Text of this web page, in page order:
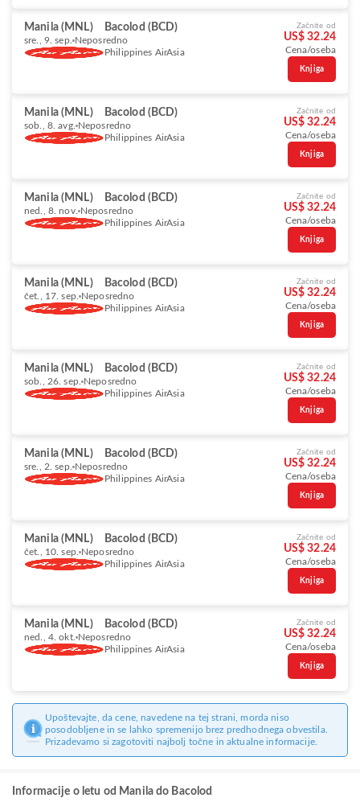
Manila (MNL) Bacolod (BCD)
sre., 9. sep. Neposredno
Philippines AirAsia
Začnite od
US$ 32.24
Cena/oseba
Knjiga
Manila (MNL) Bacolod (BCD)
sob., 8. avg. Neposredno
Philippines AirAsia
Začnite od
US$ 32.24
Cena/oseba
Knjiga
Manila (MNL) Bacolod (BCD)
ned., 8. nov. Neposredno
Philippines AirAsia
Začnite od
US$ 32.24
Cena/oseba
Knjiga
Manila (MNL) Bacolod (BCD)
čet., 17. sep. Neposredno
Philippines AirAsia
Začnite od
US$ 32.24
Cena/oseba
Knjiga
Manila (MNL) Bacolod (BCD)
sob., 26. sep. Neposredno
Philippines AirAsia
Začnite od
US$ 32.24
Cena/oseba
Knjiga
Manila (MNL) Bacolod (BCD)
sre., 2. sep. Neposredno
Philippines AirAsia
Začnite od
US$ 32.24
Cena/oseba
Knjiga
Manila (MNL) Bacolod (BCD)
čet., 10. sep. Neposredno
Philippines AirAsia
Začnite od
US$ 32.24
Cena/oseba
Knjiga
Manila (MNL) Bacolod (BCD)
ned., 4. okt. Neposredno
Philippines AirAsia
Začnite od
US$ 32.24
Cena/oseba
Knjiga
Upoštevajte, da cene, navedene na tej strani, morda niso
posodobljene in se lahko spremenijo brez predhodnega obvestila.
Prizadevamo si zagotoviti najbolj točne in aktualne informacije.
Informacije o letu od Manila do Bacolod